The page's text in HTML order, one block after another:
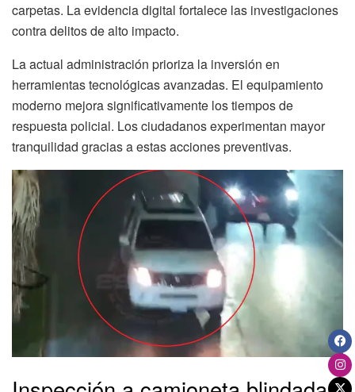
carpetas. La evidencia digital fortalece las investigaciones
contra delitos de alto impacto.
La actual administración prioriza la inversión en
herramientas tecnológicas avanzadas. El equipamiento
moderno mejora significativamente los tiempos de
respuesta policial. Los ciudadanos experimentan mayor
tranquilidad gracias a estas acciones preventivas.